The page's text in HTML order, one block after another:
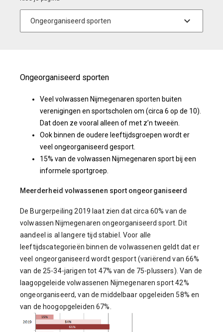
Ongeorganiseerd sporten
Veel volwassen Nijmegenaren sporten buiten
verenigingen en sportscholen om (circa 6 op de 10).
Dat doen ze vooral alleen of met z’n tweeën.
Ook binnen de oudere leeftijdsgroepen wordt er
veel ongeorganiseerd gesport.
15% van de volwassen Nijmegenaren sport bij een
informele sportgroep.
Meerderheid volwassenen sport ongeorganiseerd
De Burgerpeiling 2019 laat zien dat circa 60% van de
volwassen Nijmegenaren ongeorganiseerd sport. Dit
aandeel is al langere tijd stabiel. Voor alle
leeftijdscategorieën binnen de volwassenen geldt dat er
veel ongeorganiseerd wordt gesport (variërend van 66%
van de 25-34-jarigen tot 47% van de 75-plussers). Van de
laagopgeleide volwassenen Nijmegenaren sport 42%
ongeorganiseerd, van de middelbaar opgeleiden 58% en
van de hoogopgeleiden 67%.